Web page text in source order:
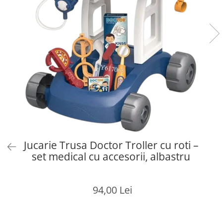
Jucarie Trusa Doctor Troller cu roti –
set medical cu accesorii, albastru
94,00 Lei